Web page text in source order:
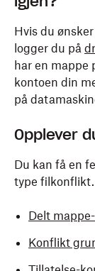
Hvis du
logger du på
har en mappe
kontoen din
på
Opplever
Du kan få en
type filkonflikt.
Delt
Konflikt